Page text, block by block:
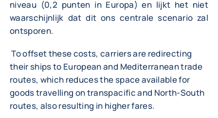
niveau (0,2 punten in Europa) en lijkt het niet
waarschijnlijk dat dit ons centrale scenario zal
ontsporen.
To offset these costs, carriers are redirecting
their ships to European and Mediterranean trade
routes, which reduces the space available for
goods travelling on transpacific and North-South
routes, also resulting in higher fares.